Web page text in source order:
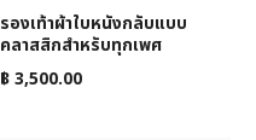
รองเท้าผ้าใบหนังกลับแบบ
คลาสสิกสำหรับทุกเพศ
฿ 3,500.00